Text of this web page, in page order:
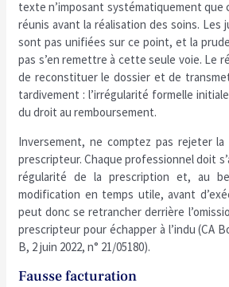
texte n’imposant systématiquement
réunis avant la réalisation des soins. Les
sont pas unifiées sur ce point, et la
pas s’en remettre à cette seule voie. Le
de reconstituer le dossier et de
tardivement : l’irrégularité formelle
du droit au remboursement.
Inversement, ne comptez pas rejeter
prescripteur. Chaque professionnel doit
régularité de la prescription et, au
modification en temps utile, avant
peut donc se retrancher derrière
prescripteur pour échapper à l’indu (CA
B, 2 juin 2022, n° 21/05180).
Fausse facturation